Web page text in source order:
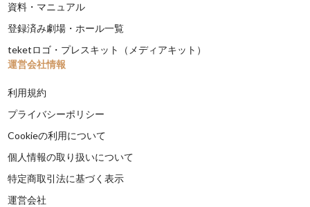
資料・マニュアル
登録済み劇場・ホール一覧
teketロゴ・プレスキット（メディアキット）
運営会社情報
利用規約
プライバシーポリシー
Cookieの利用について
個人情報の取り扱いについて
特定商取引法に基づく表示
運営会社